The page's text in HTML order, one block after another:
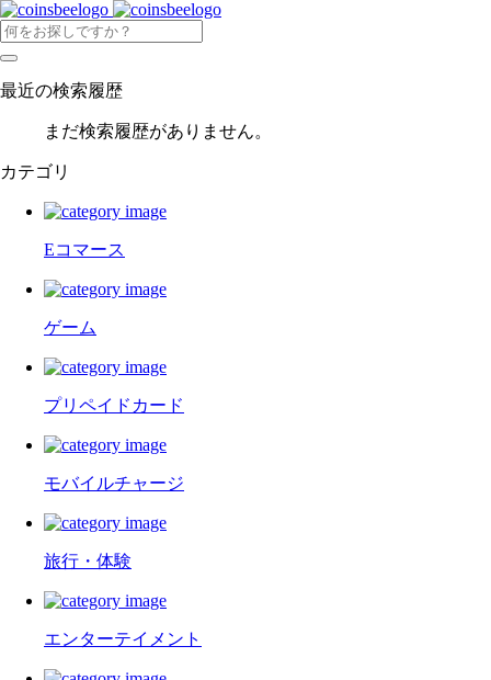
最近の検索履歴
まだ検索履歴がありません。
カテゴリ
Eコマース
ゲーム
プリペイドカード
モバイルチャージ
旅行・体験
エンターテイメント